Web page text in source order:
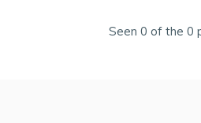
Seen 0 of the 0